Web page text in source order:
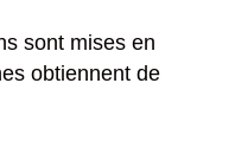
sont mises en
obtiennent de